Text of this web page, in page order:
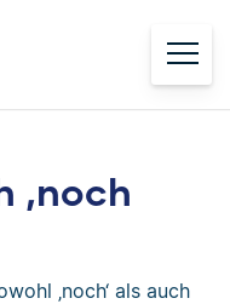
‚noch
‚noch‘ als auch